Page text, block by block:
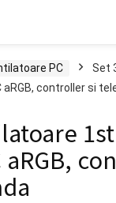
PC
Set
controller si
aRGB,